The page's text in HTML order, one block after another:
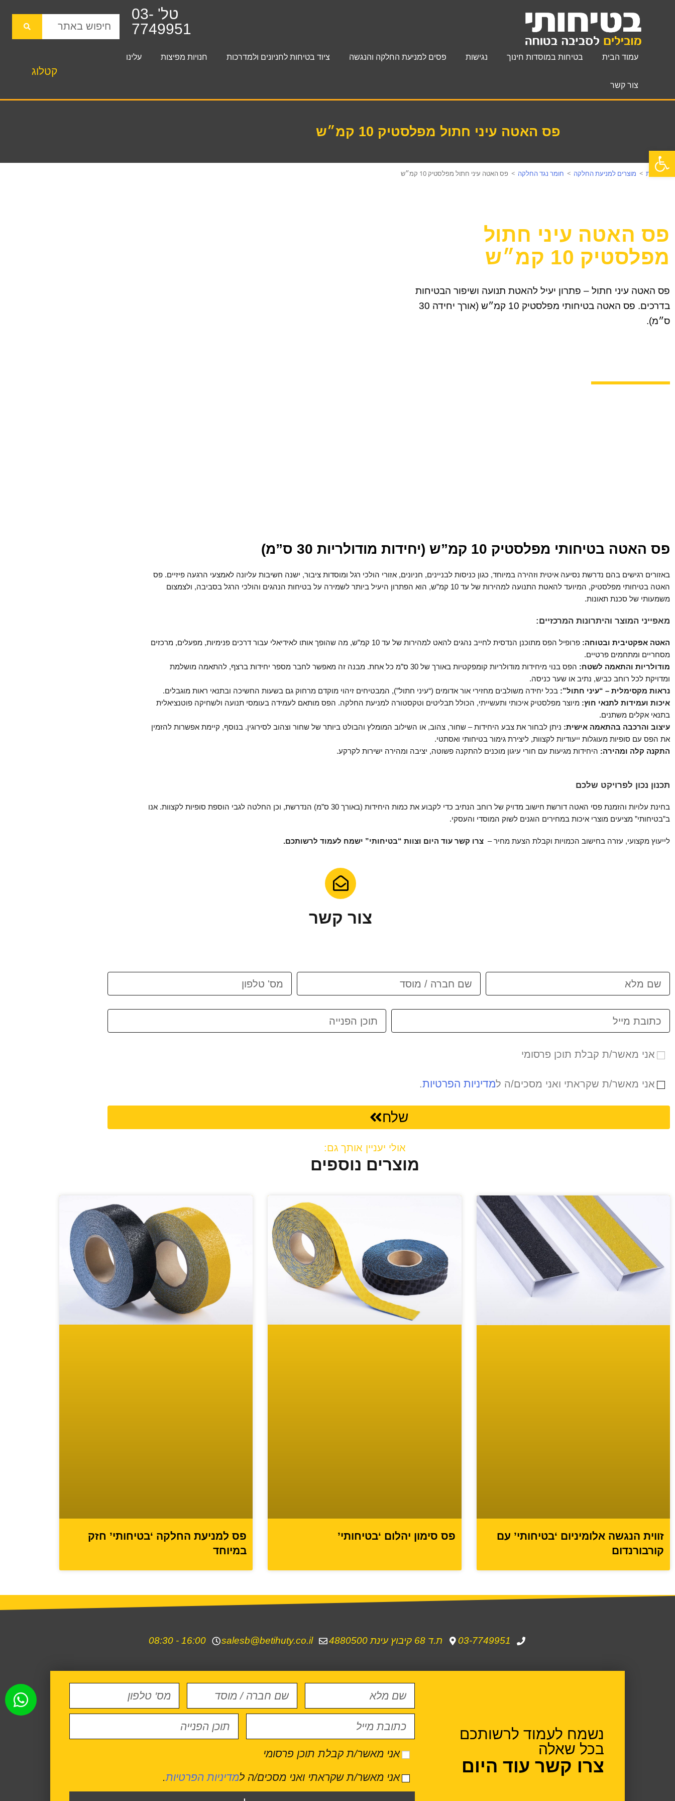
טל' 03-
7749951
עמוד הבית בטיחות במוסדות חינוך נגישות פסים למניעת החלקה והנגשה ציוד בטיחות לחניונים ולמדרכות חנויות מפיצות עלינו
צור קשר
קטלוג
פס האטה עיני חתול מפלסטיק 10 קמ״ש
עמוד הבית > מוצרים למניעת החלקה > חומר נגד החלקה > פס האטה עיני חתול מפלסטיק 10 קמ״ש
פס האטה עיני חתול
מפלסטיק 10 קמ״ש
פס האטה עיני חתול – פתרון יעיל להאטת תנועה ושיפור הבטיחות
בדרכים. פס האטה בטיחותי מפלסטיק 10 קמ״ש (אורך יחידה 30
ס״מ).
פס האטה בטיחותי מפלסטיק 10 קמ”ש (יחידות מודולריות 30 ס”מ)
באזורים רגישים בהם נדרשת נסיעה איטית וזהירה במיוחד, כגון כניסות לבניינים, חניונים, אזורי הולכי רגל ומוסדות ציבור, ישנה חשיבות עליונה לאמצעי הרגעה פיזיים. פס
האטה בטיחותי מפלסטיק, המיועד להאטת התנועה למהירות של עד 10 קמ”ש, הוא הפתרון היעיל ביותר לשמירה על בטיחות הנהגים והולכי הרגל בסביבה, ולצמצום
משמעותי של סכנת תאונות.
מאפייני המוצר והיתרונות המרכזיים:
האטה אפקטיבית ובטוחה:
פרופיל הפס מתוכנן הנדסית לחייב נהגים להאט למהירות של עד 10 קמ”ש, מה שהופך אותו לאידיאלי עבור דרכים פנימיות, מפעלים, מרכזים
מסחריים ומתחמים פרטיים.
מודולריות והתאמה לשטח:
הפס בנוי מיחידות מודולריות קומפקטיות באורך של 30 ס”מ כל אחת. מבנה זה מאפשר לחבר מספר יחידות ברצף, להתאמה מושלמת
ומדויקת לכל רוחב כביש, נתיב או שער כניסה.
נראות מקסימלית – “עיני חתול”: בכל יחידה משולבים מחזירי אור אדומים (“עיני חתול”), המבטיחים זיהוי מוקדם מרחוק גם בשעות החשיכה ובתנאי ראות מוגבלים.
איכות ועמידות לתנאי חוץ: מיוצר מפלסטיק איכותי ותעשייתי, הכולל תבליטים וטקסטורה למניעת החלקה. הפס מותאם לעמידה בעומסי תנועה ולשחיקה פוטנציאלית
בתנאי אקלים משתנים.
עיצוב והרכבה בהתאמה אישית: ניתן לבחור את צבע היחידות – שחור, צהוב, או השילוב המומלץ והבולט ביותר של שחור וצהוב לסירוגין. בנוסף, קיימת אפשרות להזמין
את הפס עם סופיות מעוגלות ייעודיות לקצוות, ליצירת גימור בטיחותי ואסתטי.
התקנה קלה ומהירה: היחידות מגיעות עם חורי עיגון מוכנים להתקנה פשוטה, יציבה ומהירה ישירות לקרקע.
תכנון נכון לפרויקט שלכם
בחינת עלויות והזמנת פסי האטה דורשת חישוב מדויק של רוחב הנתיב כדי לקבוע את כמות היחידות (באורך 30 ס”מ) הנדרשת, וכן החלטה לגבי הוספת סופיות לקצוות. אנו
ב”בטיחותי” מציעים מוצרי איכות במחירים הוגנים לשוק המוסדי והעסקי.
לייעוץ מקצועי, עזרה בחישוב הכמויות וקבלת הצעת מחיר – צרו קשר עוד היום וצוות “בטיחותי” ישמח לעמוד לרשותכם.
צור קשר
אני מאשר/ת קבלת תוכן פרסומי
אני מאשר/ת שקראתי ואני מסכים/ה למדיניות הפרטיות.
שלח
אולי יעניין אותך גם:
מוצרים נוספים
זווית הנגשה אלומיניום ‘בטיחותי’ עם
קורבורנדום
פס סימון יהלום ‘בטיחותי’
פס למניעת החלקה ‘בטיחותי’ חזק
במיוחד
03-7749951 ת.ד 68 קיבוץ עינת 4880500 salesb@betihuty.co.il
16:00 - 08:30
נשמח לעמוד לרשותכם
בכל שאלה
צרו קשר עוד היום
אני מאשר/ת קבלת תוכן פרסומי
אני מאשר/ת שקראתי ואני מסכים/ה למדיניות הפרטיות.
פתח סרגל נגישות